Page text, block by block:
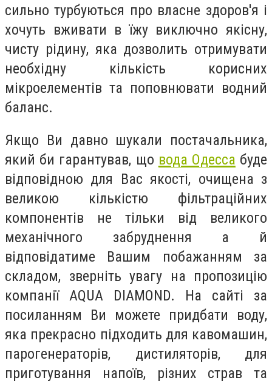
сильно турбуються про власне здоров'я і
хочуть вживати в їжу виключно якісну,
чисту рідину, яка дозволить отримувати
необхідну кількість корисних
мікроелементів та поповнювати водний
баланс.
Якщо Ви давно шукали постачальника,
який би гарантував, що вода Одесса буде
відповідною для Вас якості, очищена з
великою кількістю фільтраційних
компонентів не тільки від великого
механічного забруднення а й
відповідатиме Вашим побажанням за
складом, зверніть увагу на пропозицію
компанії AQUA DIAMOND. На сайті за
посиланням Ви можете придбати воду,
яка прекрасно підходить для кавомашин,
парогенераторів, дистиляторів, для
приготування напоїв, різних страв та